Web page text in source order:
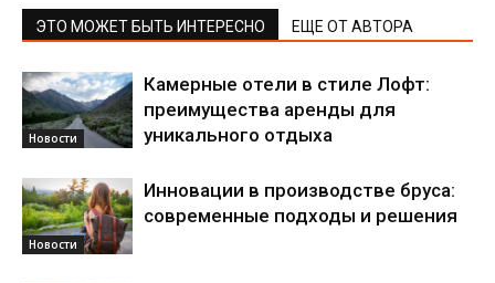
ЭТО МОЖЕТ БЫТЬ ИНТЕРЕСНО ЕЩЕ ОТ АВТОРА
Новости
Камерные отели в стиле Лофт:
преимущества аренды для
уникального отдыха
Новости
Инновации в производстве бруса:
современные подходы и решения